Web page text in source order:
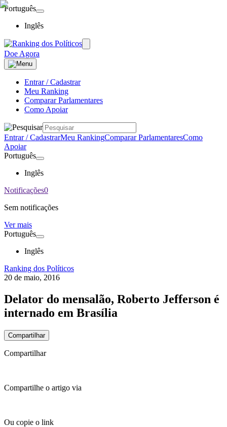
Português
Inglês
Doe Agora
Entrar / Cadastrar
Meu Ranking
Comparar Parlamentares
Como Apoiar
Entrar / CadastrarMeu RankingComparar ParlamentaresComo
Apoiar
Português
Inglês
Notificações0
Sem notificações
Ver mais
Português
Inglês
Ranking dos Políticos
20 de maio, 2016
Delator do mensalão, Roberto Jefferson é
internado em Brasília
Compartilhar
Compartilhar
Compartilhe o artigo via
Ou copie o link